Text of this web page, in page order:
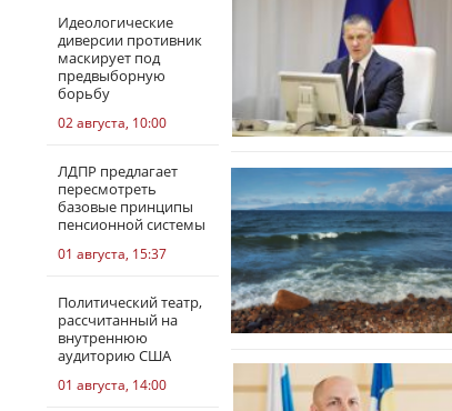
Идеологические
диверсии противник
маскирует под
предвыборную
борьбу
02 августа, 10:00
ЛДПР предлагает
пересмотреть
базовые принципы
пенсионной системы
01 августа, 15:37
Политический театр,
рассчитанный на
внутреннюю
аудиторию США
01 августа, 14:00